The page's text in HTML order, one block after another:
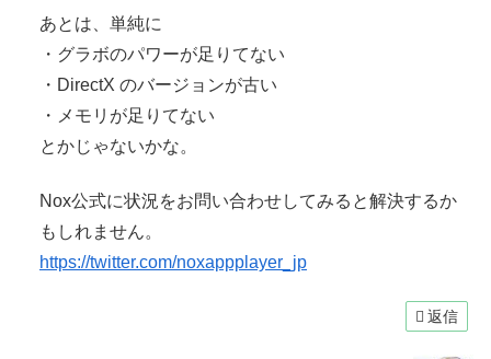
あとは、単純に
・グラボのパワーが足りてない
・DirectX のバージョンが古い
・メモリが足りてない
とかじゃないかな。
Nox公式に状況をお問い合わせしてみると解決するか
もしれません。
https://twitter.com/noxappplayer_jp
返信